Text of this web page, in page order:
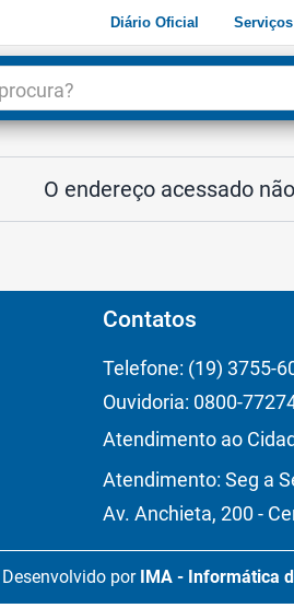
Diário Oficial Serviços
O endereço acessado
Contatos
Telefone: (19) 3755-
Ouvidoria: 0800-
Atendimento ao
Atendimento: Seg a
Av. Anchieta, 200 -
Desenvolvido por IMA - Informática